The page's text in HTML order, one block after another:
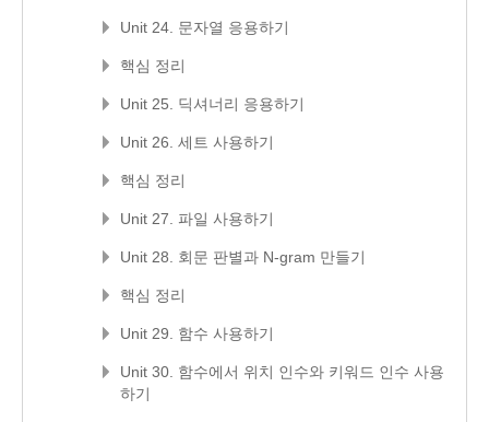
Unit 24. 문자열 응용하기
핵심 정리
Unit 25. 딕셔너리 응용하기
Unit 26. 세트 사용하기
핵심 정리
Unit 27. 파일 사용하기
Unit 28. 회문 판별과 N-gram 만들기
핵심 정리
Unit 29. 함수 사용하기
Unit 30. 함수에서 위치 인수와 키워드 인수 사용
하기